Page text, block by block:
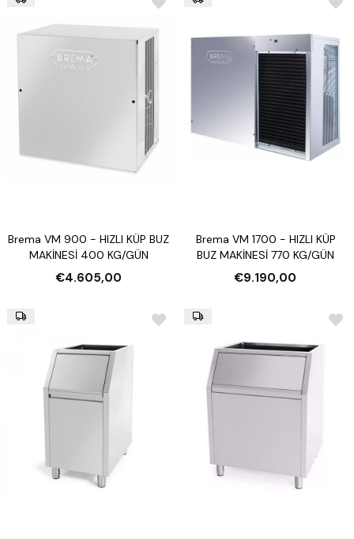
Brema VM 900 - HIZLI KÜP BUZ
MAKİNESİ 400 KG/GÜN
€4.605,00
Brema VM 1700 - HIZLI KÜP
BUZ MAKİNESİ 770 KG/GÜN
€9.190,00